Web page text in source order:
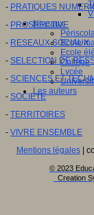
Niveaux
Ecole
Ecole
Collège
Lycée
Les auteurs
- PRATIQUES
- PROSPECTIVE
- RESEAUX SOCIAUX
- SELECTION DE
- SCIENCES ET
- SOCIETE
- TERRITOIRES
- VIVRE ENSEMBLE
Mentions légales|
© 2023
Creation